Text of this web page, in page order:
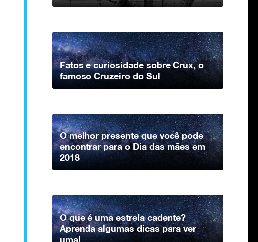
Fatos e curiosidade sobre Crux, o
famoso Cruzeiro do Sul
O melhor presente que você pode
encontrar para o Dia das mães em
2018
O que é uma estrela cadente?
Aprenda algumas dicas para ver
uma!